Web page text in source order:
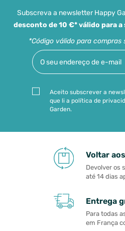
Subscreva a newsletter Happy
desconto de 10 €* válido para
*Código válido para compras
Aceito subscrever a
que li a política de
Garden.
Voltar
Devolver os
até 14 dias
Entrega
Para todas
em França